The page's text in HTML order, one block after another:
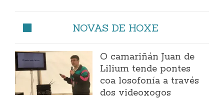
NOVAS DE HOXE
O camariñán Juan de
Lilium tende pontes
coa losofonía a través
dos videoxogos